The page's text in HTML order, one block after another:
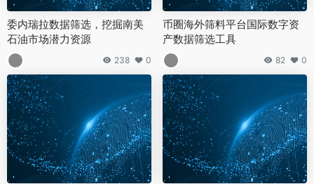
委内瑞拉数据筛选，挖掘南美
石油市场潜力资源
238 0
币圈海外筛料平台国际数字资
产数据筛选工具
82 0